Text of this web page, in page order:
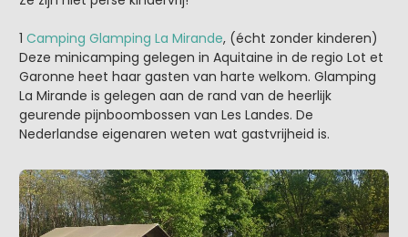
1 Camping Glamping La Mirande, (écht zonder kinderen)
Deze minicamping gelegen in Aquitaine in de regio Lot et
Garonne heet haar gasten van harte welkom. Glamping
La Mirande is gelegen aan de rand van de heerlijk
geurende pijnboombossen van Les Landes. De
Nederlandse eigenaren weten wat gastvrijheid is.